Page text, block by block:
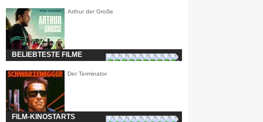
Arthur der Große
BELIEBTESTE FILME
Der Terminator
FILM-KINOSTARTS